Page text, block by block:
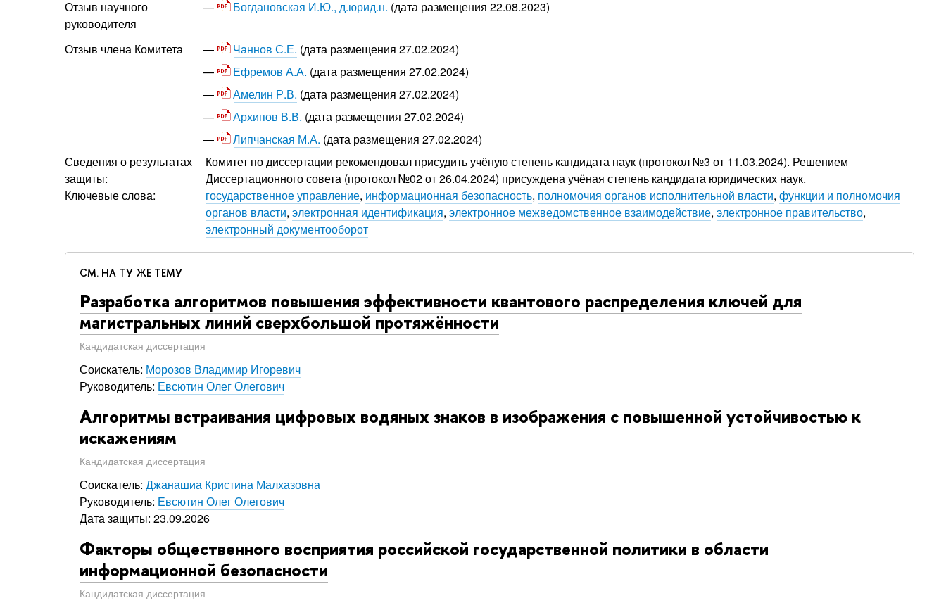
Отзыв научного
руководителя
Богдановская И.Ю., д.юрид.н. (дата размещения 22.08.2023)
Отзыв члена Комитета Чаннов С.Е. (дата размещения 27.02.2024)
Ефремов А.А. (дата размещения 27.02.2024)
Амелин Р.В. (дата размещения 27.02.2024)
Архипов В.В. (дата размещения 27.02.2024)
Липчанская М.А. (дата размещения 27.02.2024)
Сведения о результатах
защиты:
Комитет по диссертации рекомендовал присудить учёную степень кандидата наук (протокол №3 от 11.03.2024). Решением
Диссертационного совета (протокол №02 от 26.04.2024) присуждена учёная степень кандидата юридических наук.
Ключевые слова:
государственное управление, информационная безопасность, полномочия органов исполнительной власти, функции и полномочия
органов власти, электронная идентификация, электронное межведомственное взаимодействие, электронное правительство,
электронный документооборот
СМ. НА ТУ ЖЕ ТЕМУ
Разработка алгоритмов повышения эффективности квантового распределения ключей для
магистральных линий сверхбольшой протяжённости
Кандидатская диссертация
Соискатель: Морозов Владимир Игоревич
Руководитель: Евсютин Олег Олегович
Алгоритмы встраивания цифровых водяных знаков в изображения с повышенной устойчивостью к
искажениям
Кандидатская диссертация
Соискатель: Джанашиа Кристина Малхазовна
Руководитель: Евсютин Олег Олегович
Дата защиты: 23.09.2026
Факторы общественного восприятия российской государственной политики в области
информационной безопасности
Кандидатская диссертация